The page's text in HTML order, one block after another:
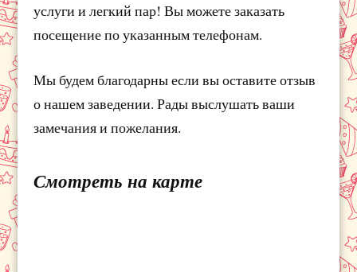
услуги и легкий пар! Вы можете заказать
посещение по указанным телефонам.
Мы будем благодарны если вы оставите отзыв
о нашем заведении. Рады выслушать ваши
замечания и пожелания.
Смотреть на карте